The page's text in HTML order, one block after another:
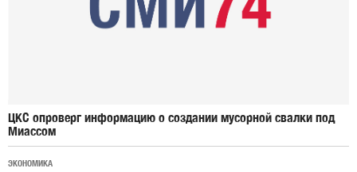
ЦКС опроверг информацию о создании мусорной свалки под
Миассом
ЭКОНОМИКА